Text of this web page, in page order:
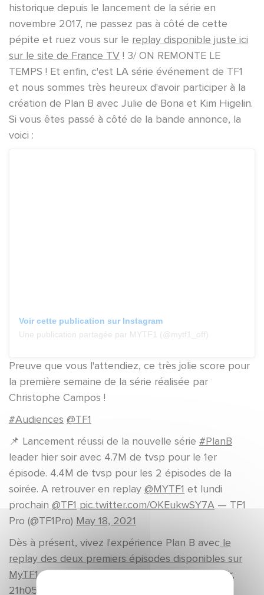
historique depuis le lancement de la série en
novembre 2017, ne passez pas à côté de cette
pépite et ruez vous sur le replay disponible juste ici
sur le site de France TV ! 3/ ON REMONTE LE
TEMPS ! Et enfin, c'est LA série événement de TF1
et nous sommes très heureux d'avoir participer à la
création de Plan B avec Julie de Bona et Kim Higelin.
Si vous êtes passé à côté de la bande annonce, la
voici :
Voir cette publication sur Instagram
Une publication partagée par MYTF1 (@mytf1_off)
Preuve que vous l'attendiez, ce très jolie score pour
la première semaine de la série réalisée par
Christophe Campos !
#Audiences @TF1
📌 Lancement réussi de la nouvelle série #PlanB
leader hier soir avec 4.7M de tvsp pour le 1er
épisode. 4.4M de tvsp pour les 2 épisodes de la
soirée. A retrouver en replay @MYTF1 et lundi
prochain @TF1 pic.twitter.com/OKEukwSY7A — TF1
Pro (@TF1Pro) May 18, 2021
Dès à présent, vivez l'expérience Plan B avec le
replay des deux premiers épisodes disponibles sur
MyTF1et vous retrouverez la suite dès lundi soir,
21h05 sur TF1 ! Alors, vous allez commencez par